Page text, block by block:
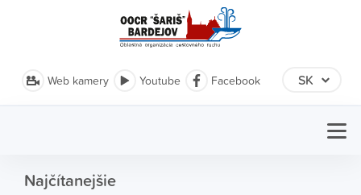
Web kamery Youtube Facebook
Najčítanejšie